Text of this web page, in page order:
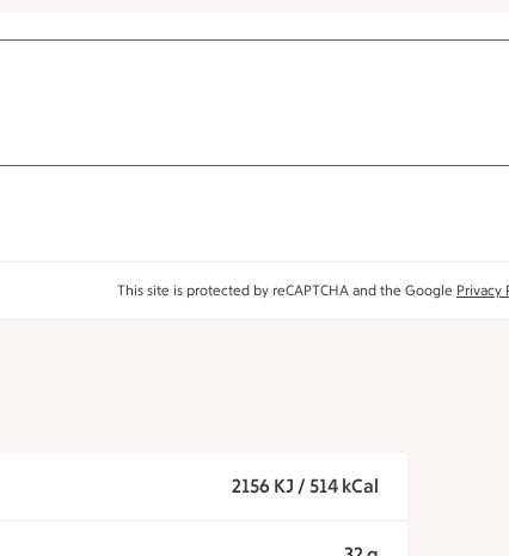
This site is protected by reCAPTCHA and the Google Privacy
2156 KJ / 514 kCal